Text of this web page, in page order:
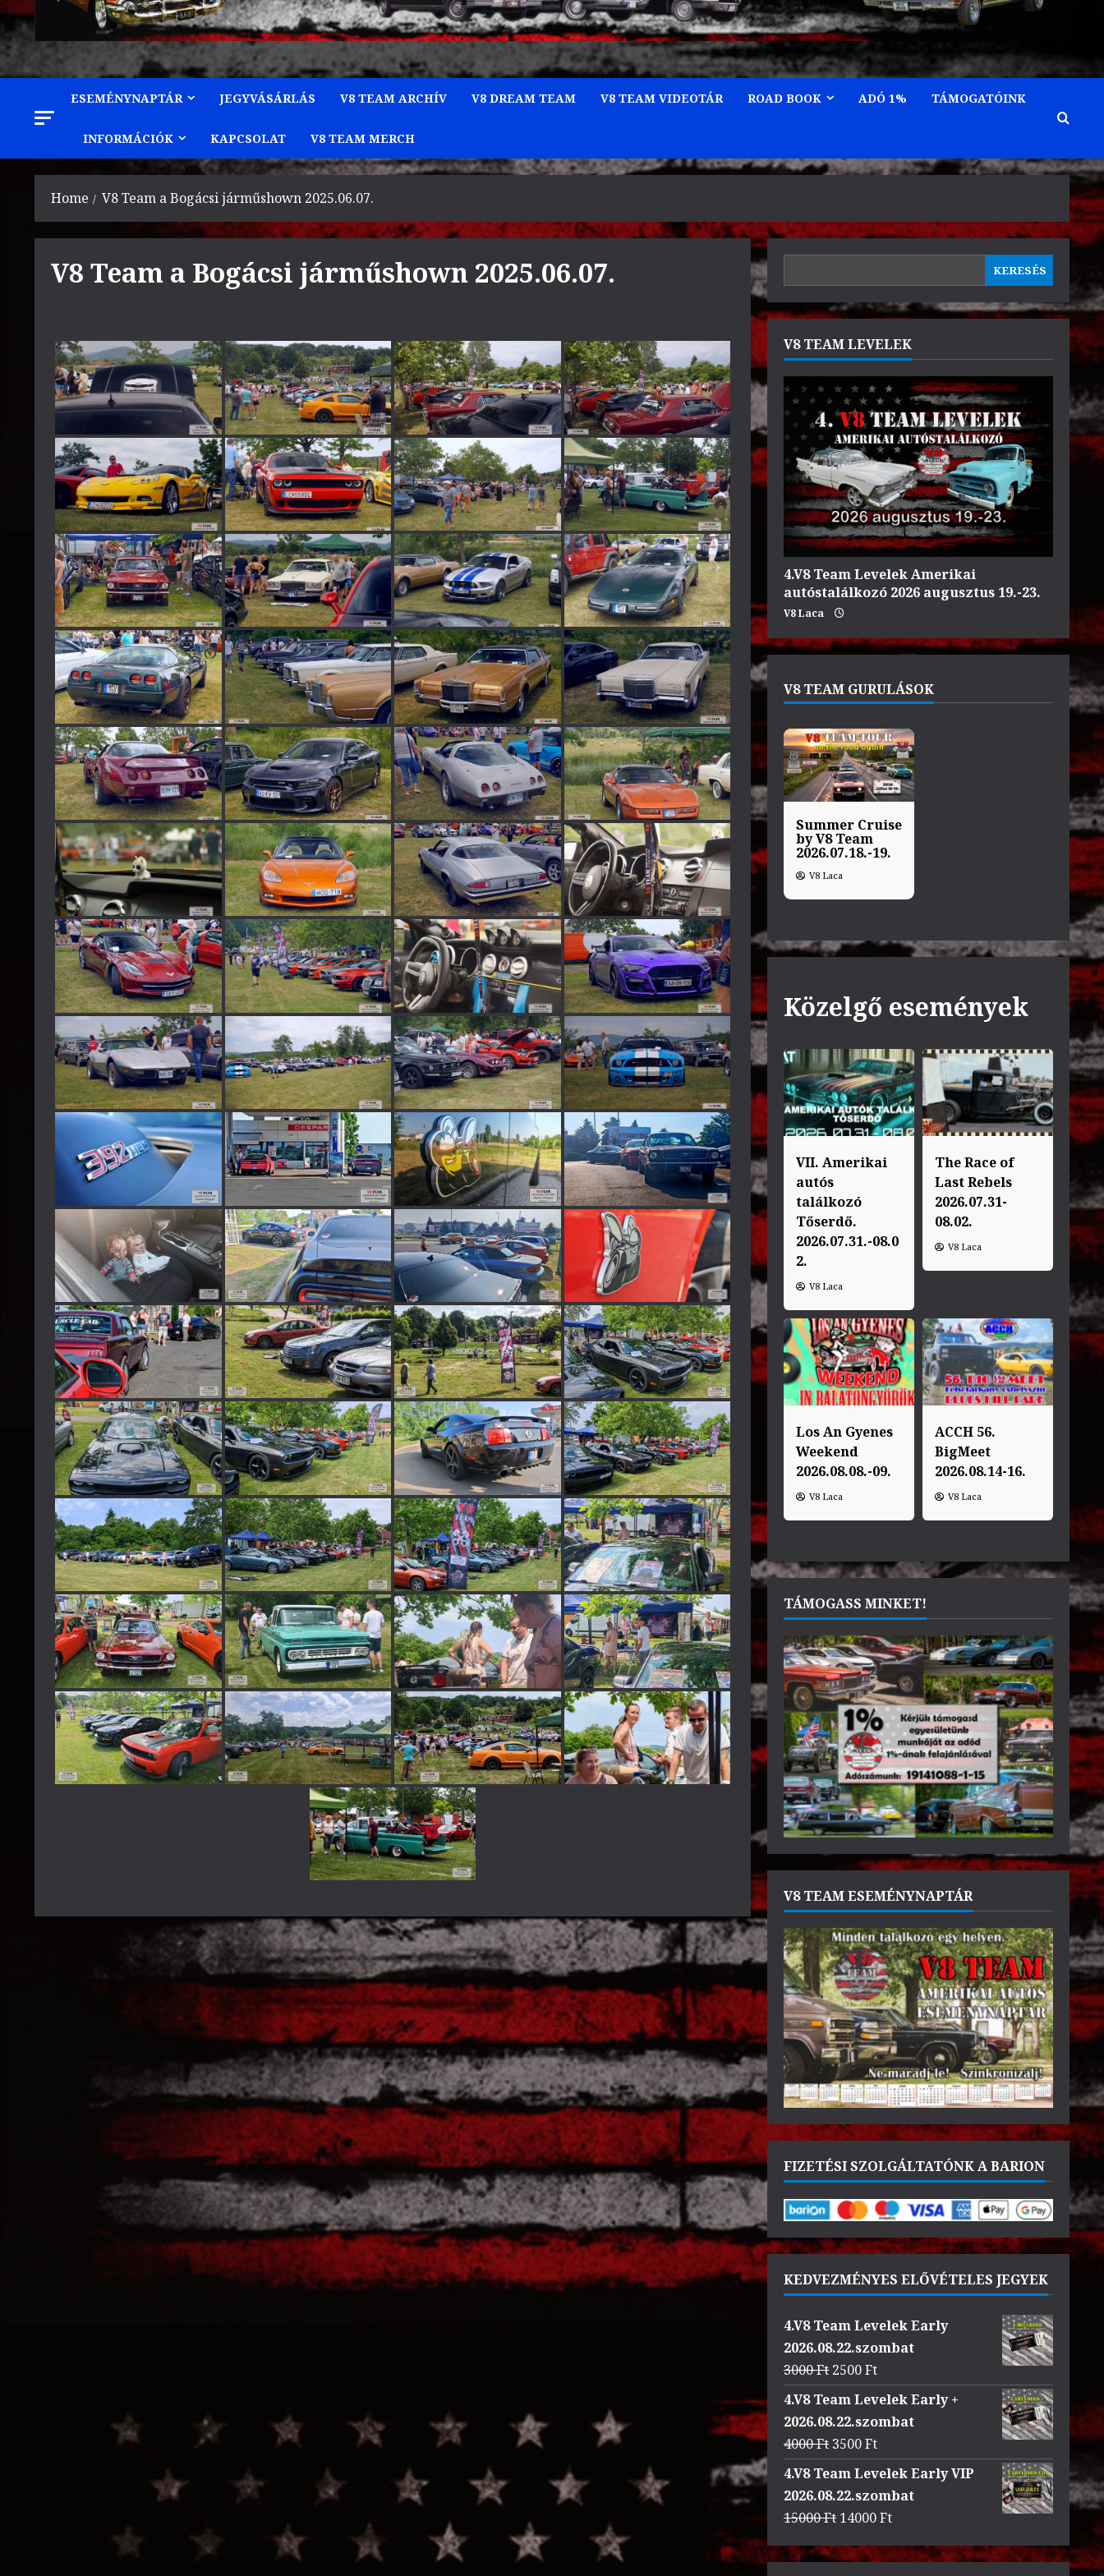
ESEMÉNYNAPTÁR JEGYVÁSÁRLÁS V8 TEAM ARCHÍV V8 DREAM TEAM V8 TEAM VIDEOTÁR ROAD BOOK ADÓ 1% TÁMOGATÓINK
INFORMÁCIÓK KAPCSOLAT V8 TEAM MERCH
Home V8 Team a Bogácsi járműshown 2025.06.07.
V8 Team a Bogácsi járműshown 2025.06.07. KERESÉS
V8 TEAM LEVELEK
4.V8 Team Levelek Amerikai
autóstalálkozó 2026 augusztus 19.-23.
V8 Laca
V8 TEAM GURULÁSOK
Summer Cruise
by V8 Team
2026.07.18.-19.
V8 Laca
Közelgő események
VII. Amerikai
autós
találkozó
Tőserdő.
2026.07.31.-08.0
2.
V8 Laca
The Race of
Last Rebels
2026.07.31-
08.02.
V8 Laca
Los An Gyenes
Weekend
2026.08.08.-09.
V8 Laca
ACCH 56.
BigMeet
2026.08.14-16.
V8 Laca
TÁMOGASS MINKET!
V8 TEAM ESEMÉNYNAPTÁR
FIZETÉSI SZOLGÁLTATÓNK A BARION
KEDVEZMÉNYES ELŐVÉTELES JEGYEK
4.V8 Team Levelek Early
2026.08.22.szombat
3000Ft Original
price
was:
3000 Ft.
2500FtCurrent
price
4.V8 Team Levelek Early +
2026.08.22.szombat
4000Ft Original
price
was:
4000 Ft.
3500FtCurrent
price
3500 Ft.
4.V8 Team Levelek Early VIP
2026.08.22.szombat
15000Ft Original
was:
14000FtCurrent
is: